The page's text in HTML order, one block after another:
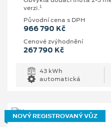
verzi.1
Původní cena s DPH
966 790 Kč
Cenové zvýhodnění
267 790 Kč
43 kWh
automatická
NOVÝ REGISTROVANÝ VŮZ